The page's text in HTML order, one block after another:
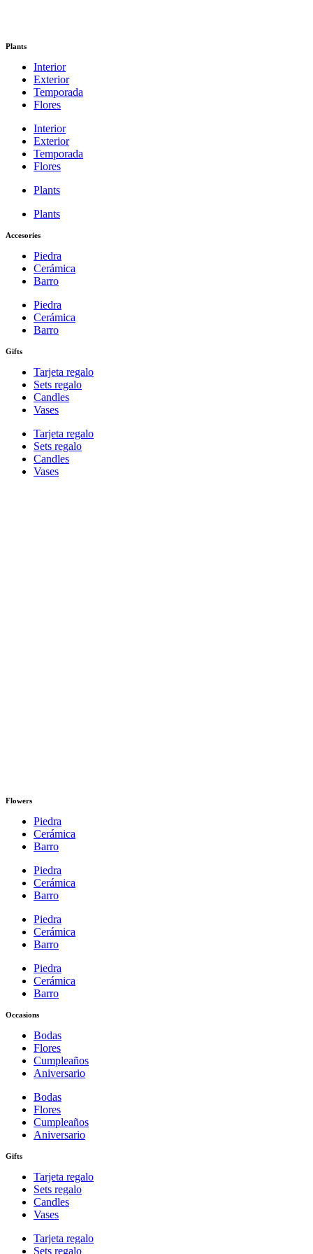
Plants
Interior
Exterior
Temporada
Flores
Interior
Exterior
Temporada
Flores
Plants
Plants
Accesories
Piedra
Cerámica
Barro
Piedra
Cerámica
Barro
Gifts
Tarjeta regalo
Sets regalo
Candles
Vases
Tarjeta regalo
Sets regalo
Candles
Vases
Flowers
Piedra
Cerámica
Barro
Piedra
Cerámica
Barro
Piedra
Cerámica
Barro
Piedra
Cerámica
Barro
Occasions
Bodas
Flores
Cumpleaños
Aniversario
Bodas
Flores
Cumpleaños
Aniversario
Gifts
Tarjeta regalo
Sets regalo
Candles
Vases
Tarjeta regalo
Sets regalo